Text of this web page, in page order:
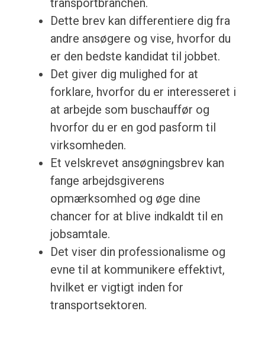
transportbranchen.
Dette brev kan differentiere dig fra
andre ansøgere og vise, hvorfor du
er den bedste kandidat til jobbet.
Det giver dig mulighed for at
forklare, hvorfor du er interesseret i
at arbejde som buschauffør og
hvorfor du er en god pasform til
virksomheden.
Et velskrevet ansøgningsbrev kan
fange arbejdsgiverens
opmærksomhed og øge dine
chancer for at blive indkaldt til en
jobsamtale.
Det viser din professionalisme og
evne til at kommunikere effektivt,
hvilket er vigtigt inden for
transportsektoren.